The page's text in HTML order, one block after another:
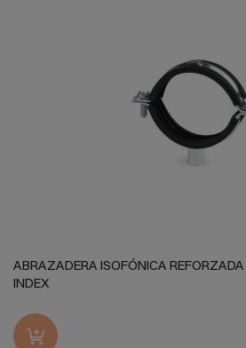
ABRAZADERA ISOFÓNICA
INDEX